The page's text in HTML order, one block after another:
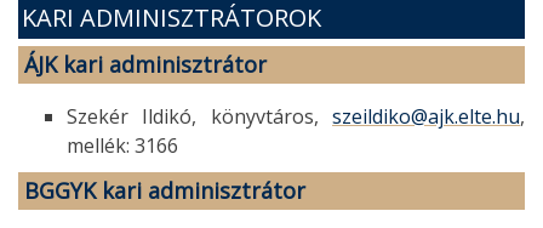
KARI ADMINISZTRÁTOROK
ÁJK kari adminisztrátor
Szekér Ildikó, könyvtáros, szeildiko@ajk.elte.hu,
mellék: 3166
BGGYK kari adminisztrátor